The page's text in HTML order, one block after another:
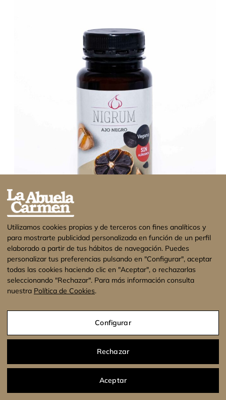
¡Estamos de vacaciones! No se enviarán
pedidos hasta el 17 de Agosto. Muchas
gracias.
Cápsulas Ajo Negro Puro Nigrum Envase 45 cápsulas
Añadir al carrito
Utilizamos cookies propias y de terceros con fines analíticos y
para mostrarte publicidad personalizada en función de un perfil
elaborado a partir de tus hábitos de navegación. Puedes
personalizar tus preferencias pulsando en "Configurar", aceptar
todas las cookies haciendo clic en "Aceptar", o rechazarlas
seleccionando "Rechazar". Para más información consulta
nuestra Política de Cookies.
Configurar
Rechazar
Aceptar